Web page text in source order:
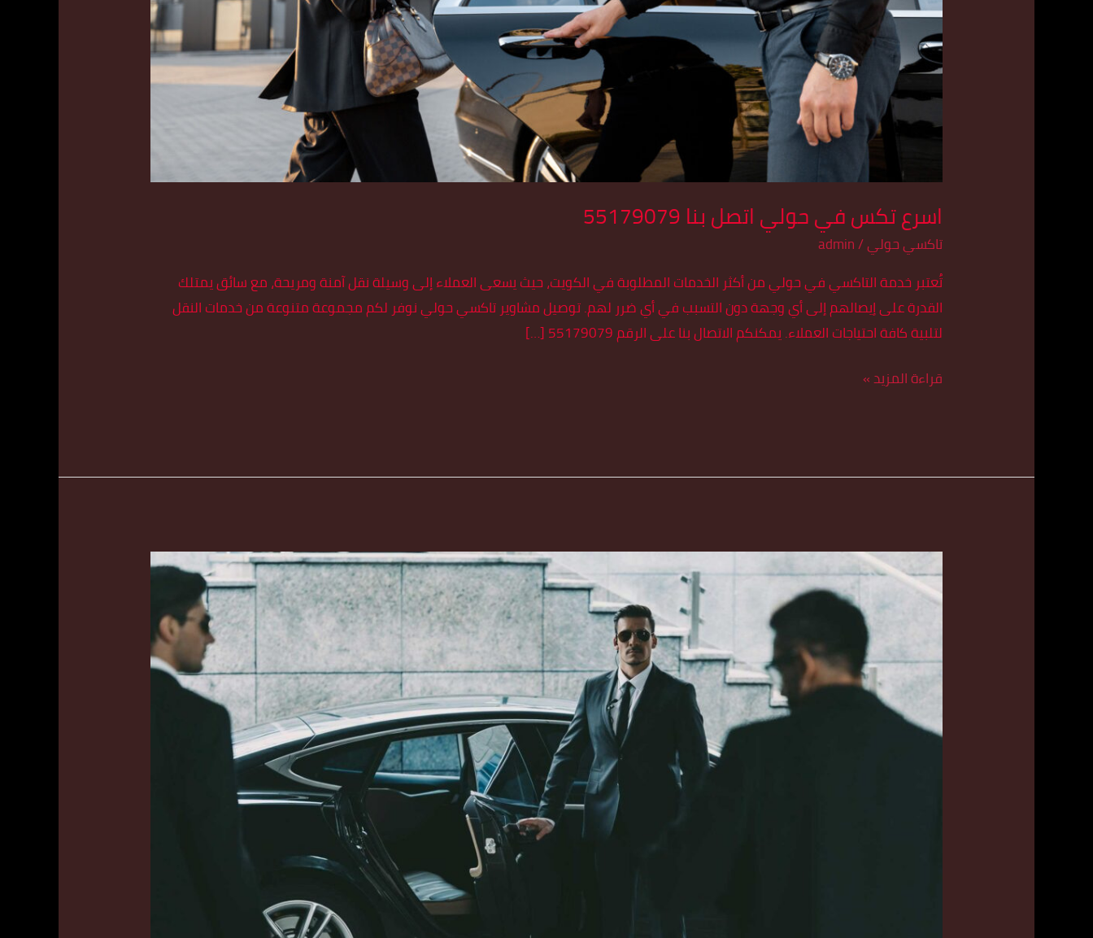
اسرع تكس في حولي اتصل بنا 55179079
تاكسي حولي/
admin
تُعتبر خدمة التاكسي في حولي من أكثر الخدمات المطلوبة في الكويت، حيث يسعى العملاء إلى وسيلة نقل آمنة ومريحة، مع سائق يمتلك
القدرة على إيصالهم إلى أي وجهة دون التسبب في أي ضرر لهم. توصيل مشاوير تاكسي حولي نوفر لكم مجموعة متنوعة من خدمات النقل
لتلبية كافة احتياجات العملاء. يمكنكم الاتصال بنا على الرقم 55179079 […]
قراءة المزيد »
تكاسي
في
اتصل
55179079